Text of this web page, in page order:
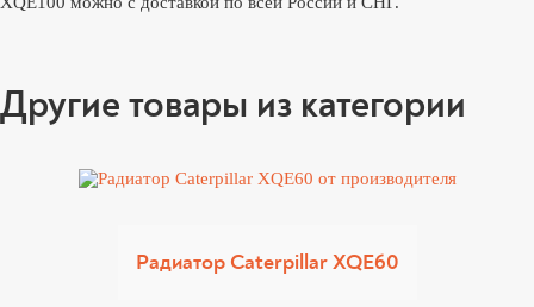
Другие товары из категории
Радиатор Caterpillar XQE60